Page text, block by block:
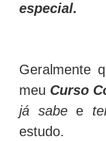
especial.
Geralmente
meu Curso
já sabee
estudo.